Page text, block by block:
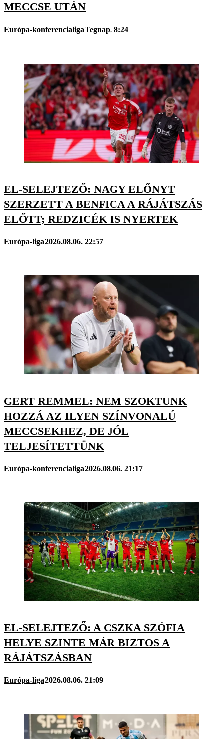
MECCSE UTÁN
Európa-konferencialigaTegnap, 8:24
EL-SELEJTEZŐ: NAGY ELŐNYT
SZERZETT A BENFICA A RÁJÁTSZÁS
ELŐTT; REDZICÉK IS NYERTEK
Európa-liga2026.08.06. 22:57
GERT REMMEL: NEM SZOKTUNK
HOZZÁ AZ ILYEN SZÍNVONALÚ
MECCSEKHEZ, DE JÓL
TELJESÍTETTÜNK
Európa-konferencialiga2026.08.06. 21:17
EL-SELEJTEZŐ: A CSZKA SZÓFIA
HELYE SZINTE MÁR BIZTOS A
RÁJÁTSZÁSBAN
Európa-liga2026.08.06. 21:09